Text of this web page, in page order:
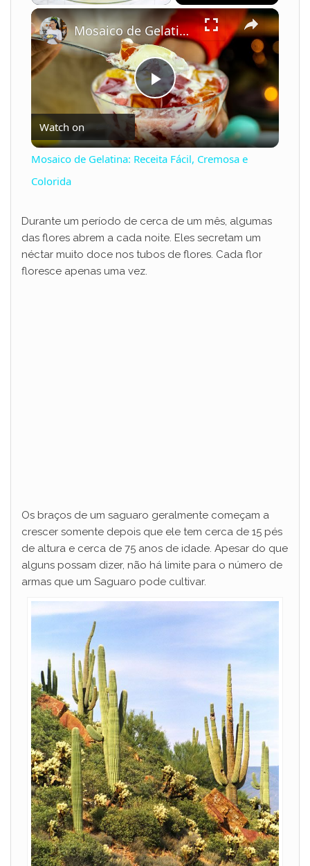
Fullscreen ×
P
l
y
V
Mosaico de Gelatina: Receita Fácil, Cremosa e Colorida
Watch on
Mosaico de Gelatina: Receita Fácil, Cremosa e
Colorida
Durante um período de cerca de um mês, algumas
das flores abrem a cada noite. Eles secretam um
néctar muito doce nos tubos de flores. Cada flor
floresce apenas uma vez.
Os braços de um saguaro geralmente começam a
crescer somente depois que ele tem cerca de 15 pés
de altura e cerca de 75 anos de idade. Apesar do que
alguns possam dizer, não há limite para o número de
armas que um Saguaro pode cultivar.